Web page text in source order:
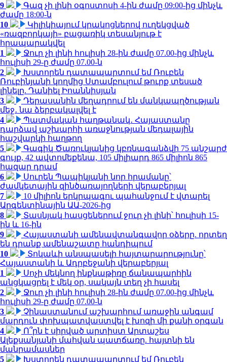
9
Գազ չի լինի օգոստոսի 4-ին ժամը 09:00-ից մինչև
ժամը 18:00-ն
10
Կիլիկիայում կրակոցներով ուղեկցված
«ռազբորկայի» բացառիկ տեսանյութ է
հրապարակվել
1
Ջուր չի լինի հուլիսի 28-ին ժամը 07.00-ից մինչև
հուլիսի 29-ը ժամը 07.00-ն
2
Խստորեն դատապարտում եմ Ռուբեն
Ռուբինյանի կողմից Ստամբուլում թուրք տեսած
լինելը. Դանիել Իոաննիսյան
3
Դերասանին մեղադրում են մանկապղծության
մեջ․ նա ձերբակալվել է
4
Պատմական հաղթանակ․ Հայաստանը
դարձավ աշխարհի առաջնության մեդալային
հաշվարկի հաղթող
5
Գագիկ Ծառուկյանից կբռնագանձվի 75 անշարժ
գույք, 42 ավտոմեքենա, 105 միլիարդ 865 միլիոն 865
հազար դրամ
6
Սուրեն Պապիկյանի նոր հրամանը՝
ժամկետային զինծառայողների վերաբերյալ
7
10 միլիոն երկրպագու պահանջում է վտարել
Արգենտինային ԱԱ-2026-ից
8
Տասնյակ հասցեներում ջուր չի լինի՝ հուլիսի 15-
ին և 16-ին
9
Հայաստանի ամենավտանգավոր օձերը. որտեղ
են դրանք ամենաշատը հանդիպում
10
Տոկաևի անսպասելի հայտարարությունը՝
Հայաստանի և Ադրբեջանի վերաբերյալ
1
Սոչի մեկնող ինքնաթիռը ճանապարհին
անցկացրել է մեկ օր, սակայն տեղ չի հասել
2
Ջուր չի լինի հուլիսի 28-ին ժամը 07.00-ից մինչև
հուլիսի 29-ը ժամը 07.00-ն
3
Չինաստանում աշխարհում առաջին անգամ
մարդուն փոխպատվաստվել է խոզի մի քանի օրգան
4
Ո՞րն է սիրված արտիստ Արտաշես
Ալեքսանյանի մահվան պատճառը. հայտնի են
մանրամասներ
5
Խստորեն դատապարտում եմ Ռուբեն